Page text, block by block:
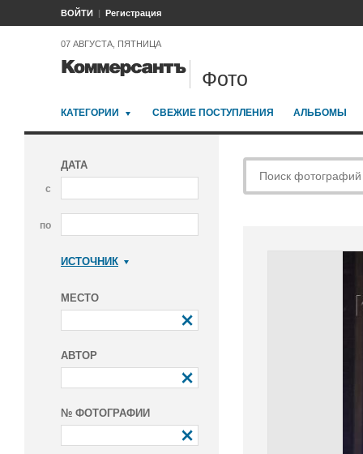
ВОЙТИ Регистрация
07 АВГУСТА, ПЯТНИЦА
Фото
КАТЕГОРИИ СВЕЖИЕ ПОСТУПЛЕНИЯ АЛЬБОМЫ
ДАТА
с
по
ИСТОЧНИК
МЕСТО
АВТОР
№ ФОТОГРАФИИ